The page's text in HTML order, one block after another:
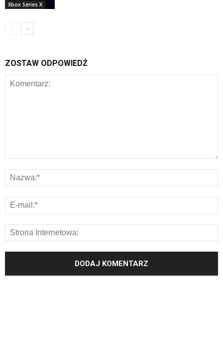
Xbox Series X
ZOSTAW ODPOWIEDŹ